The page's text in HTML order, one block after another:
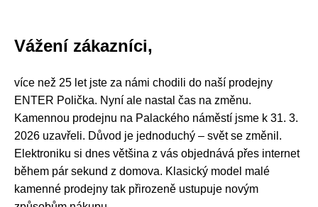
Vážení zákazníci,
více než 25 let jste za námi chodili do naší prodejny
ENTER Polička. Nyní ale nastal čas na změnu.
Kamennou prodejnu na Palackého náměstí jsme k 31. 3.
2026 uzavřeli. Důvod je jednoduchý – svět se změnil.
Elektroniku si dnes většina z vás objednává přes internet
během pár sekund z domova. Klasický model malé
kamenné prodejny tak přirozeně ustupuje novým